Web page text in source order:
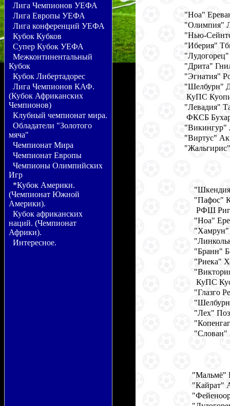
Лига Чемпионов УЕФА
Лига Европы УЕФА
Лига конференций УЕФА
Кубок Кубков
Супер Кубок УЕФА
Межконтинентальный
Кубок
Кубок Либертадорес
Лига Чемпионов КАФ.
(Кубок Африканских
Чемпионов)
Клубный чемпионат мира.
Обладатели "Золотого
мяча"
Чемпионат Мира
Чемпионат Европы
Чемпионы Олимпийских
Игр
*Кубок Америки.
(Чемпионат Южной
Америки).
Кубок африканских
наций. (Чемпионат
Африки).
Интересное.
"Ноа"
"Олимпия"
"Нью-
"Иберия"
"Лудогорец"
"Дрита"
"Эгнатия"
"Шелбурн"
КуПС
"Левадия"
ФКСБ
"Викингур"
"Виртус"
"Пафос"
РФШ
"Ноа"
"Хамрун"
"Бранн"
"Риека"
КуПС
"Глазго
"Лех"
"Слован"
"Мальмё"
"Кайрат"